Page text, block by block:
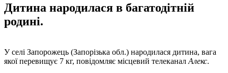
Дитина народилася в багатодітній
родині.
У селі Запорожець (Запорізька обл.) народилася дитина, вага
якої перевищує 7 кг, повідомляє місцевий телеканал Алекс.